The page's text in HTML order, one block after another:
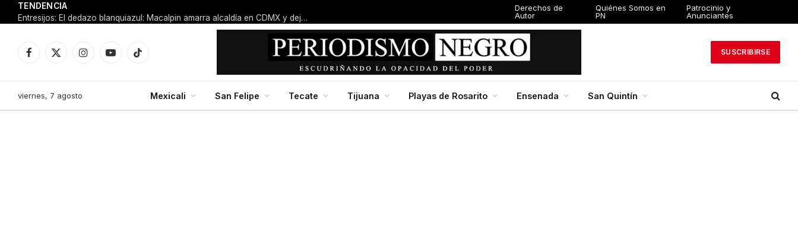
TENDENCIA
Entresijos: El dedazo blanquiazul: Macalpin amarra alcaldía en CDMX y deja al panismo local con el dedo en la boca
Derechos de
Autor
Quiénes Somos en
PN
Patrocinio y
Anunciantes
Facebook
X
InstagramYouTubeTikTok
SUSCRIBIRSE
viernes, 7 agosto Mexicali San Felipe Tecate Tijuana Playas de Rosarito Ensenada San Quintín